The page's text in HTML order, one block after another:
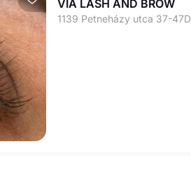
VIA LASH AND BROW
1139 Petneházy utca 37-47D